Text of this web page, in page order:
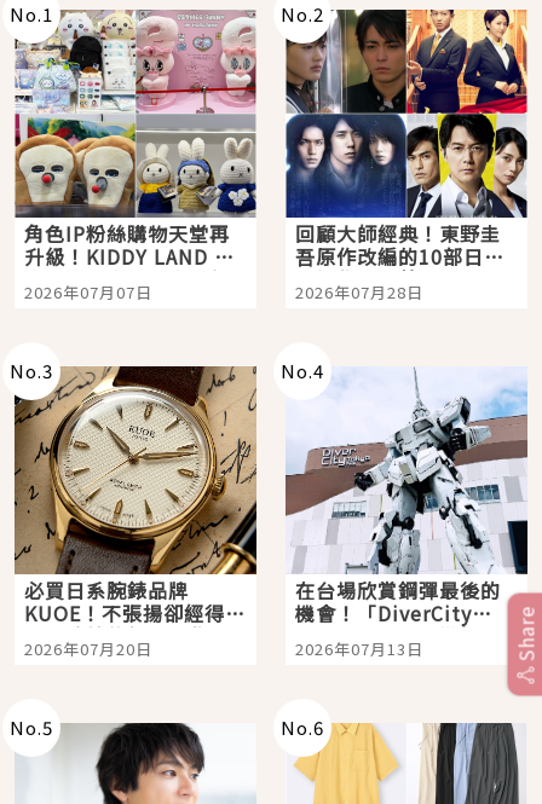
No.1
角色IP粉絲購物天堂再
升級！KIDDY LAND 原
宿店吉伊卡哇迎客，新
開幕 OMOKADO 店3分
2026年07月07日
No.2
回顧大師經典！東野圭
吾原作改編的10部日本
影視作品推薦
2026年07月28日
No.3
必買日系腕錶品牌
KUOE！不張揚卻經得起
時間洗鍊的經典之作五
選
2026年07月20日
No.4
在台場欣賞鋼彈最後的
機會！「DiverCity
Tokyo Plaza」搭船、
購物、美食及夜景，一
2026年07月13日
No.5 No.6
Share